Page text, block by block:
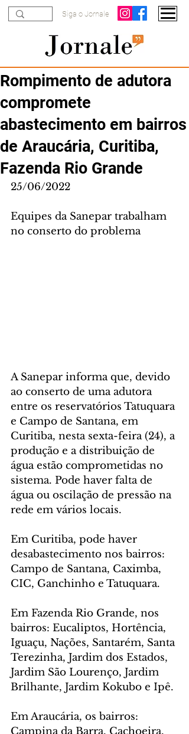
Siga o Jornale
Rompimento de adutora
compromete
abastecimento em bairros
de Araucária, Curitiba,
Fazenda Rio Grande
25/06/2022
Equipes da Sanepar trabalham
no conserto do problema
A Sanepar informa que, devido
ao conserto de uma adutora
entre os reservatórios Tatuquara
e Campo de Santana, em
Curitiba, nesta sexta-feira (24), a
produção e a distribuição de
água estão comprometidas no
sistema. Pode haver falta de
água ou oscilação de pressão na
rede em vários locais.
Em Curitiba, pode haver
desabastecimento nos bairros:
Campo de Santana, Caximba,
CIC, Ganchinho e Tatuquara.
Em Fazenda Rio Grande, nos
bairros: Eucaliptos, Hortência,
Iguaçu, Nações, Santarém, Santa
Terezinha, Jardim dos Estados,
Jardim São Lourenço, Jardim
Brilhante, Jardim Kokubo e Ipê.
Em Araucária, os bairros: